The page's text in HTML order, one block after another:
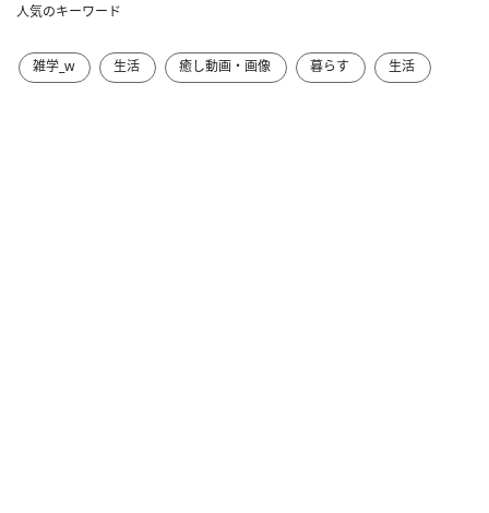
人気のキーワード
雑学_w 生活 癒し動画・画像 暮らす 生活